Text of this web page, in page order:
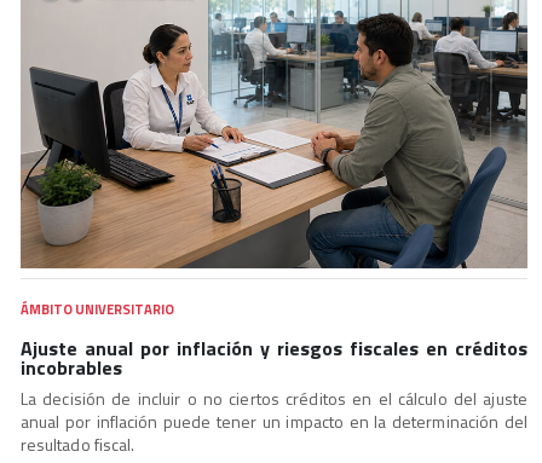
ÁMBITO UNIVERSITARIO
Ajuste anual por inflación y riesgos fiscales en créditos
incobrables
La decisión de incluir o no ciertos créditos en el cálculo del ajuste
anual por inflación puede tener un impacto en la determinación del
resultado fiscal.